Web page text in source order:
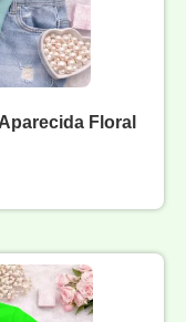
Floral